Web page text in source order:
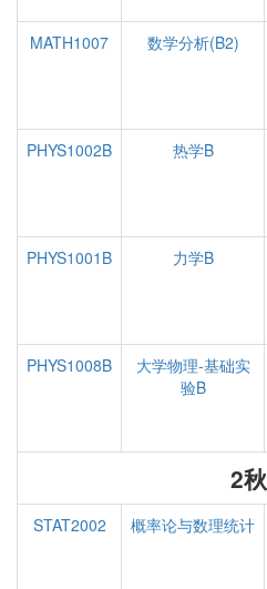
MATH1007
数学分析(B2)
PHYS1002B
热学B
PHYS1001B
力学B
PHYS1008B
大学物理-基础实
验B
2秋
STAT2002 概率论与数理统计